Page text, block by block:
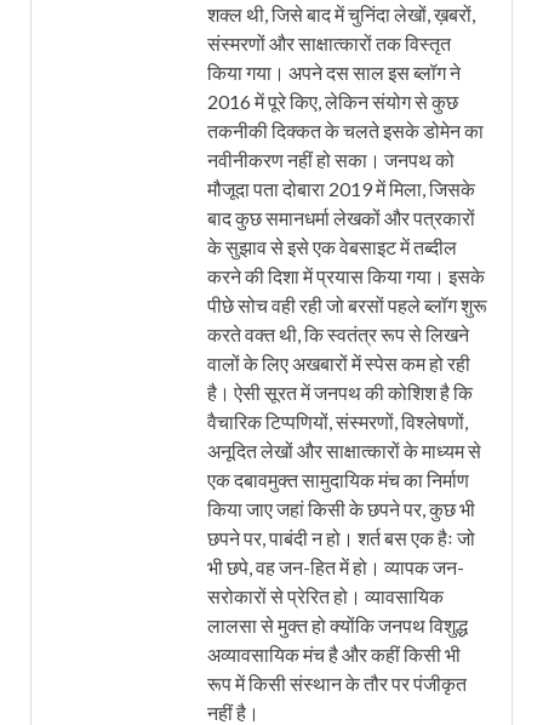
शक्ल थी, जिसे बाद में चुनिंदा लेखों, ख़बरों,
संस्मरणों और साक्षात्कारों तक विस्तृत
किया गया। अपने दस साल इस ब्लॉग ने
2016 में पूरे किए, लेकिन संयोग से कुछ
तकनीकी दिक्कत के चलते इसके डोमेन का
नवीनीकरण नहीं हो सका। जनपथ को
मौजूदा पता दोबारा 2019 में मिला, जिसके
बाद कुछ समानधर्मा लेखकों और पत्रकारों
के सुझाव से इसे एक वेबसाइट में तब्दील
करने की दिशा में प्रयास किया गया। इसके
पीछे सोच वही रही जो बरसों पहले ब्लॉग शुरू
करते वक्त थी, कि स्वतंत्र रूप से लिखने
वालों के लिए अखबारों में स्पेस कम हो रही
है। ऐसी सूरत में जनपथ की कोशिश है कि
वैचारिक टिप्पणियों, संस्मरणों, विश्लेषणों,
अनूदित लेखों और साक्षात्कारों के माध्यम से
एक दबावमुक्त सामुदायिक मंच का निर्माण
किया जाए जहां किसी के छपने पर, कुछ भी
छपने पर, पाबंदी न हो। शर्त बस एक हैः जो
भी छपे, वह जन-हित में हो। व्यापक जन-
सरोकारों से प्रेरित हो। व्यावसायिक
लालसा से मुक्त हो क्योंकि जनपथ विशुद्ध
अव्यावसायिक मंच है और कहीं किसी भी
रूप में किसी संस्थान के तौर पर पंजीकृत
नहीं है।